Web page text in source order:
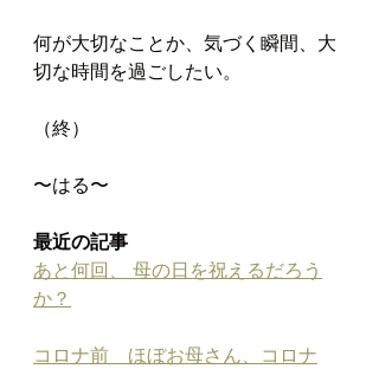
何が大切なことか、気づく瞬間、大
切な時間を過ごしたい。
（終）
〜はる〜
最近の記事
あと何回、 母の日を祝えるだろう
か？
コロナ前　ほぼお母さん、コロナ